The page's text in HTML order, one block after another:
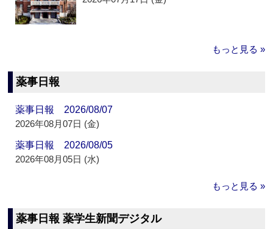
もっと見る »
薬事日報
薬事日報 2026/08/07
2026年08月07日 (金)
薬事日報 2026/08/05
2026年08月05日 (水)
もっと見る »
薬事日報 薬学生新聞デジタル